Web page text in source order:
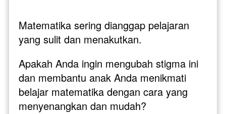
Matematika sering dianggap pelajaran
yang sulit dan menakutkan.
Apakah Anda ingin mengubah stigma ini
dan membantu anak Anda menikmati
belajar matematika dengan cara yang
menyenangkan dan mudah?